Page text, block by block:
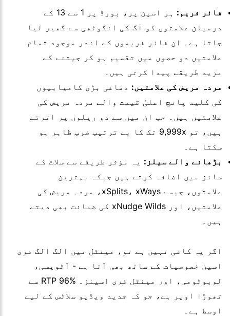
فائر فریم:
ہر اسپن پر، بورڈ پر 1 سے 13 کے
درمیان علامتوں کو آگ کی انگوٹھی سے گھیر لیا
جاتا ہے۔ ان فائر فریموں کے اندر موجود تمام
علامتیں دو حصوں میں تقسیم ہو کر جیتنے کے
مزید طریقے پیدا کرتی ہیں۔
مردہ مریض کی علامتیں: دماغی بڑی کامیابیوں
کی کلید پانچ اعلیٰ قیمت والے مردہ مریض کی
علامتیں ہیں۔ جب ان میں سے دو ریلوں پر اترتے
ہیں، تو 9,999x تک کا بے ترتیب ضرب ظاہر ہو
سکتا ہے۔
بڑھانے والے سیلز: یہ مؤثر طریقے سے سلاٹ کے
سائز میں اضافہ کرتے ہیں جبکہ بہترین
علامتوں، جیسے xSplits، xWays، مردہ مریض کی
علامتیں، اور xNudge Wilds کی ضمانت بھی دیتے
ہیں۔
اگر یہ کافی نہیں ہے تو، مینٹل تین الگ الگ فری
اسپن خصوصیات کے ساتھ بھی آتا ہے - آٹوپسی،
لوبوٹومی، اور مینٹل فری اسپنز۔ RTP 96% سے
تھوڑا اوپر ہے، جو کہ جدید ویڈیو سلاٹس کے لیے
اوسط ہے۔